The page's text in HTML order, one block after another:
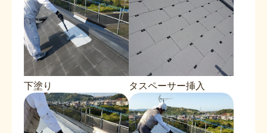
下塗り タスペーサー挿入